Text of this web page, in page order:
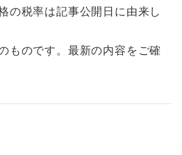
の税率は記事公開日に由来し
ものです。最新の内容をご確